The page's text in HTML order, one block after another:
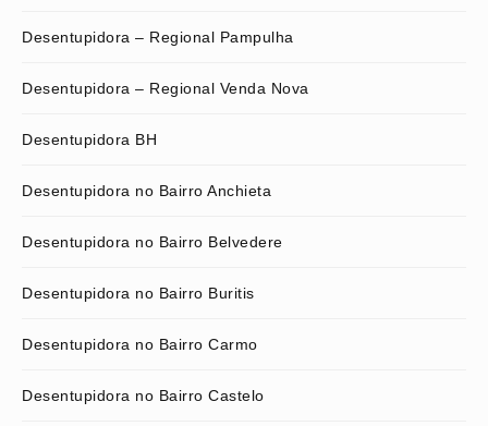
Desentupidora – Regional Pampulha
Desentupidora – Regional Venda Nova
Desentupidora BH
Desentupidora no Bairro Anchieta
Desentupidora no Bairro Belvedere
Desentupidora no Bairro Buritis
Desentupidora no Bairro Carmo
Desentupidora no Bairro Castelo